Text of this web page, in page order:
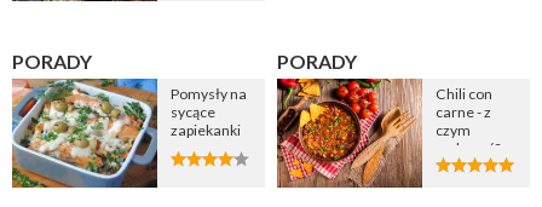
PORADY
Pomysły na
sycące
zapiekanki
PORADY
Chili con
carne - z
czym
podawać?